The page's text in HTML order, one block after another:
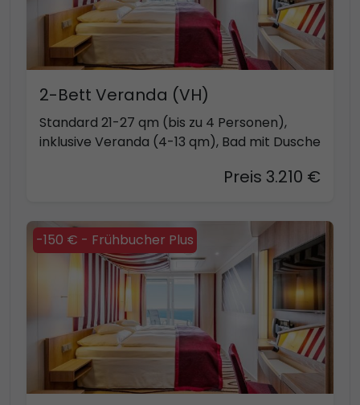
2-Bett Veranda (VH)
Standard 21-27 qm (bis zu 4 Personen),
inklusive Veranda (4-13 qm), Bad mit Dusche
Preis 3.210 €
-150 € - Frühbucher Plus